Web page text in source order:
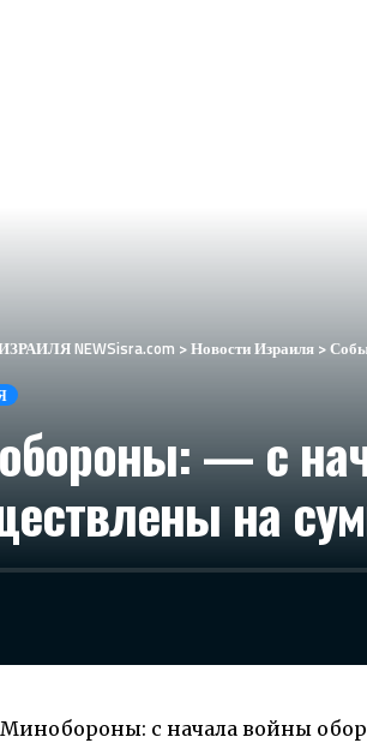
NEWSisra.com >Новости Израиля >
— с
на
Минобороны: с начала войны